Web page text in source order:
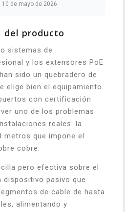
10 de mayo de 2026
del producto
sistemas de
y los extensores PoE
sido un quebradero de
elige bien el equipamiento.
con certificación
uno de los problemas
reales: la
metros que impone el
cobre.
pero efectiva sobre el
dispositivo pasivo que
de cable de hasta
alimentando y